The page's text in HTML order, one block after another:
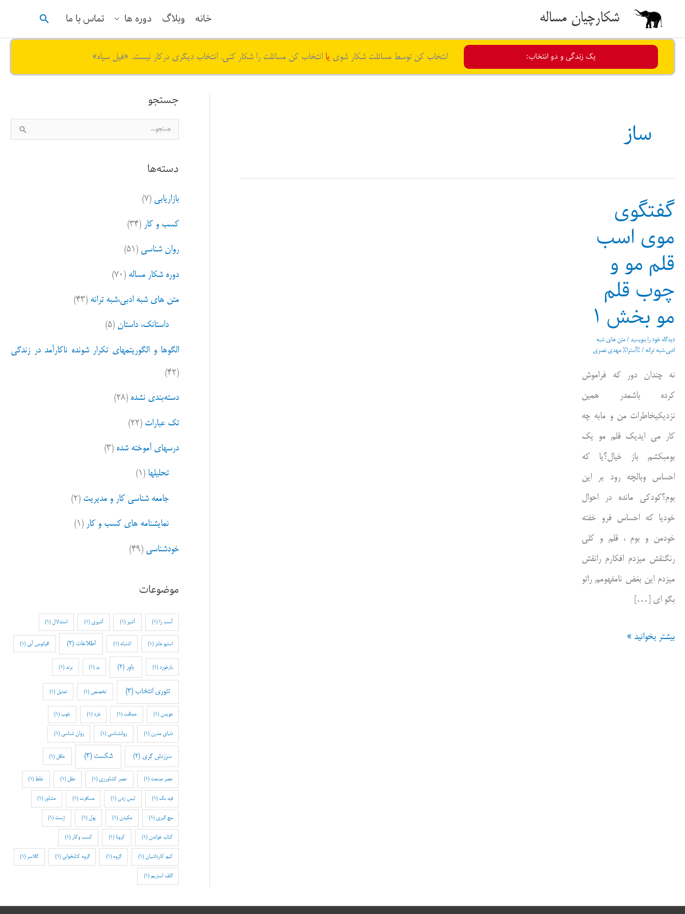
شکارچیان مساله خانه وبلاگ دوره ها تماس با ما جستجو
یک زندگی و دو انتخاب: انتخاب کن توسط مسائلت شکار شوی یا انتخاب کن مسائلت را شکار کنی. انتخاب دیگری درکار نیست. «فیل سیاه»
ساز
گفتگوی
موی اسب
قلم مو و
چوب قلم
مو بخش ۱
دیدگاه‌ خود را بنویسید / متن های شبه
ادبی،شبه ترانه / %آسترا% مهدی نصری
نه چندان دور که فراموش
کرده باشمدر همین
نزدیکیخاطرات من و مابه چه
کار می ایدیک قلم مو یک
بومبکشم باز خیال؟یا که
احساس وبالچه رود بر این
بوم؟کودکی مانده در احوال
خودیا که احساس فرو خفته
خودمن و بوم ، قلم و کلی
رنگنقش میزدم افکارم رانقش
میزدم این بغض نامفهومم راتو
بگو ای […]
گفتگوی
بیشتر بخوانید »
جستجو
س
ج
ب
ی
دسته‌ها
بازاریابی (۷)
کسب و کار (۳۴)
روان شناسی (۵۱)
دوره شکار مساله (۷۰)
متن های شبه ادبی،شبه ترانه (۴۳)
داستانک، داستان (۵)
الگوها و الگوریتمهای تکرار شونده ناکارآمد در زندگی
(۴۲)
دسته‌بندی نشده (۲۸)
تک عبارات (۲۲)
درسهای آموخته شده (۳)
تحلیلها (۱)
جامعه شناسی کار و مدیریت (۲)
نمایشنامه های کسب و کار (۱)
خودشناسی (۴۹)
موضوعات
آسب زا (1) آشپز (1) آشپزی (1) استدلال (1)
استیو جابز (1) اشتباه (1) اطلاعات (2) اقیانوس آبی (1)
بازخورد (1) باور (2) بد(1) برند (1)
تئوری انتخاب (3) تخصص (1) تمثیل (1)
جویدن (1) حماقت(1) خرد (1) خوب(1)
دنیای مدرن (1) روانشناسی (1) روان شناسی (1)
سرزنش گری (2) شکست (3) عاقل (1)
عصر صنعت (1) عصر کشاورزی(1) عقل (1) غلط (1)
فید بک (1) لیس زدن (1) مسافرت (1) مشاور (1)
مچ گیری (1) مکیدن (1) پول (1) ژست(1)
کتاب خواندن (1) کرونا (1) کسب وکار (1)
کیم کارداشیان (1) گروه (1) گروه کتابخوانی (1) گلاسر (1)
گلف استریم (1)